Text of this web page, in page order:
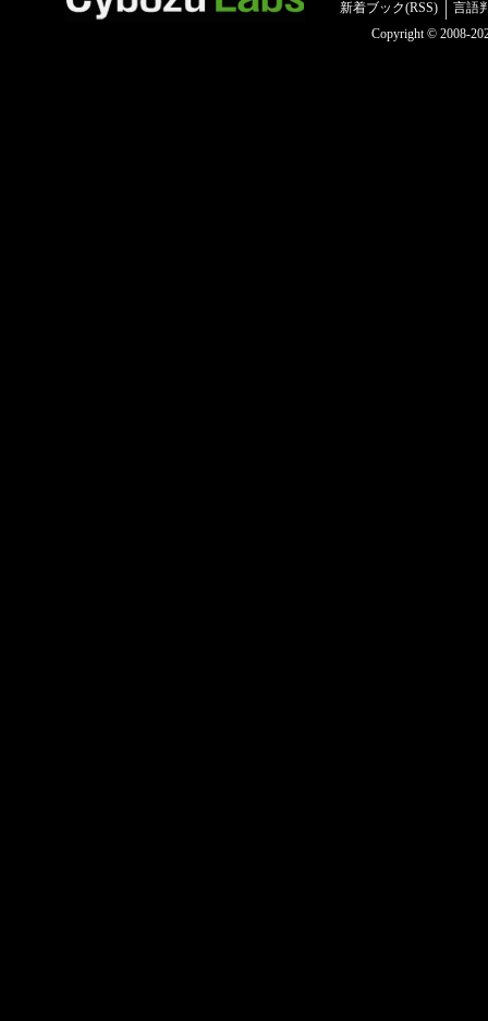
新着ブック(RSS)
言語
Copyright © 2008-